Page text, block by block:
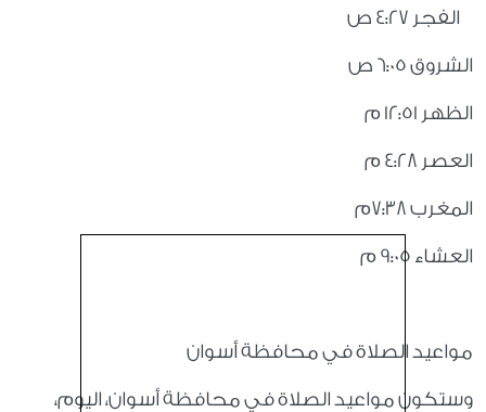
الفجر 4:27 ص
الشروق 6:05 ص
الظهر 12:51 م
العصر 4:28 م
المغرب 7:38م
العشاء 9:05 م
مواعيد الصلاة في محافظة أسوان
وستكون مواعيد الصلاة في محافظة أسوان، اليوم،